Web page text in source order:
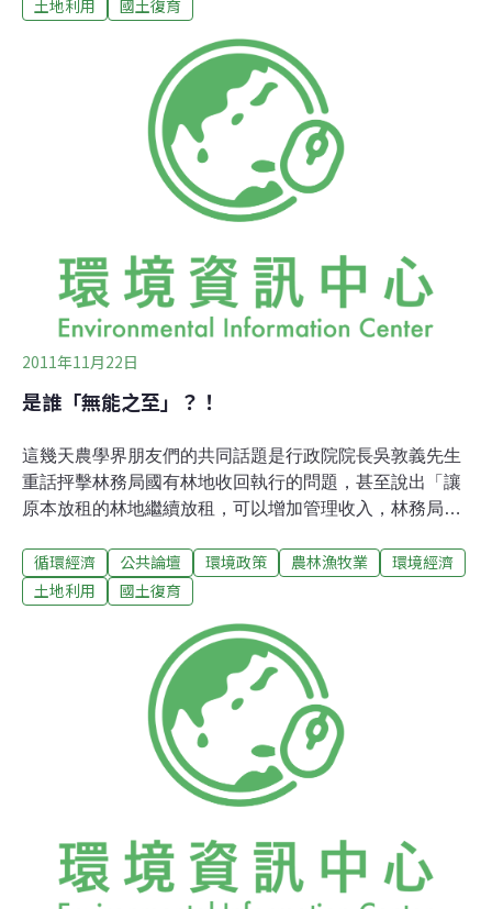
得的豐年，最後一批果實就要成熟落地，東勢林管處的採
種工作也接近尾聲，採完這一批，就得等明年了。林務局
過去採種的工作大多外包，雖有嚴格的技術規範，現場也
都有監工，但是一些高海拔樹種因區位險峻、得爬很高的
樹才能採到種原，再加上整體採種市場與技術也因工作性
質傳承不易，獲利不彰面臨凋敝，更顯困窘。東勢林區管
理處這幾年則於處長令下，由管處同仁發展採種、育苗工
種回梨山一帶收回的造林地，並且持續監測成長狀況
土地利用
國土復育
2011年11月22日
是誰「無能之至」？！
這幾天農學界朋友們的共同話題是行政院院長吳敦義先生
重話抨擊林務局國有林地收回執行的問題，甚至說出「讓
原本放租的林地繼續放租，可以增加管理收入，林務局卻
年的美意由民間承租協助政府真正造林，問題不大；但林
木成長後根系，尤其是竹林可能越界，如未定期進行測
公頃以上，已引發不少糾紛。但行之有年之後，不少承租
地開始違規伐林種茶，栽種果樹、蔬菜，甚至在承租林地
蓋起建築物，造成如今「平地休耕，農業上山」的畸形現
象，常令主管林地的林務局，及代管國有林的台大實驗林
管理處經常得面對墾民層出不窮的要求，疲於奔命！尤其
每逢總統大選年，林務局及教育部都得面臨相當大的壓
力。但這麼多年來，以台大為例，主要是持有文件證明的
契約的，仍能持續承租，但如果違約或濫墾，台大站在管
循環經濟 公共論壇 環境政策 農林漁牧業
環境經濟
土地利用
國土復育